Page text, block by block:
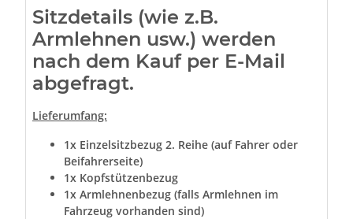
Sitzdetails (wie z.B.
Armlehnen usw.) werden
nach dem Kauf per E-Mail
abgefragt.
Lieferumfang:
1x Einzelsitzbezug 2. Reihe (auf Fahrer oder
Beifahrerseite)
1x Kopfstützenbezug
1x Armlehnenbezug (falls Armlehnen im
Fahrzeug vorhanden sind)